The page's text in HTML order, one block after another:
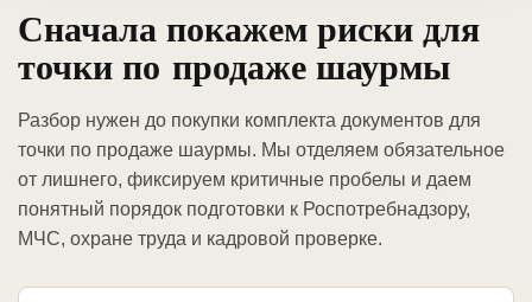
Сначала покажем риски для
точки по продаже шаурмы
Разбор нужен до покупки комплекта документов для
точки по продаже шаурмы. Мы отделяем обязательное
от лишнего, фиксируем критичные пробелы и даем
понятный порядок подготовки к Роспотребнадзору,
МЧС, охране труда и кадровой проверке.